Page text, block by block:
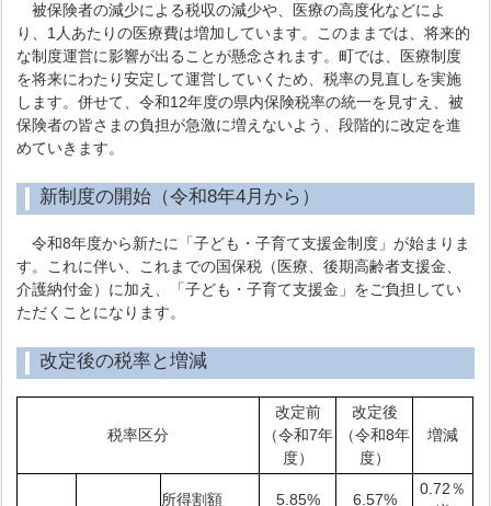
被保険者の減少による税収の減少や、医療の高度化などによ
り、1人あたりの医療費は増加しています。このままでは、将来的
な制度運営に影響が出ることが懸念されます。町では、医療制度
を将来にわたり安定して運営していくため、税率の見直しを実施
します。併せて、令和12年度の県内保険税率の統一を見すえ、被
保険者の皆さまの負担が急激に増えないよう、段階的に改定を進
めていきます。
新制度の開始（令和8年4月から）
令和8年度から新たに「子ども・子育て支援金制度」が始まりま
す。これに伴い、これまでの国保税（医療、後期高齢者支援金、
介護納付金）に加え、「子ども・子育て支援金」をご負担してい
ただくことになります。
改定後の税率と増減
税率区分
改定前
（令和7年
度）
改定後
（令和8年
度）
増減
所得割額 5.85% 6.57%
0.72％